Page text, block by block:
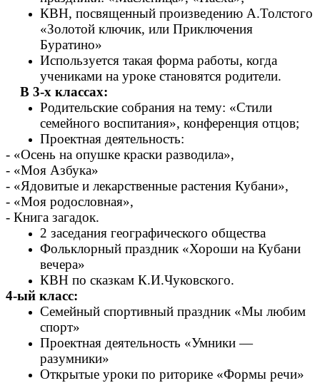
КВН, посвященный произведению А.Толстого
«Золотой ключик, или Приключения
Буратино»
Используется такая форма работы, когда
учениками на уроке становятся родители.
В 3-х классах:
Родительские собрания на тему: «Стили
семейного воспитания», конференция отцов;
Проектная деятельность:
- «Осень на опушке краски разводила»,
- «Моя Азбука»
- «Ядовитые и лекарственные растения Кубани»,
- «Моя родословная»,
- Книга загадок.
2 заседания географического общества
Фольклорный праздник «Хороши на Кубани
вечера»
КВН по сказкам К.И.Чуковского.
4-ый класс:
Семейный спортивный праздник «Мы любим
спорт»
Проектная деятельность «Умники —
разумники»
Открытые уроки по риторике «Формы речи»